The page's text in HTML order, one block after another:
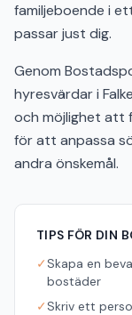
familjeboende i
passar just dig.
Genom
hyresvärdar i
och möjlighet att
för att anpassa
andra önskemål.
TIPS FÖR DIN
✓Skapa en
bostäder
✓Skriv ett